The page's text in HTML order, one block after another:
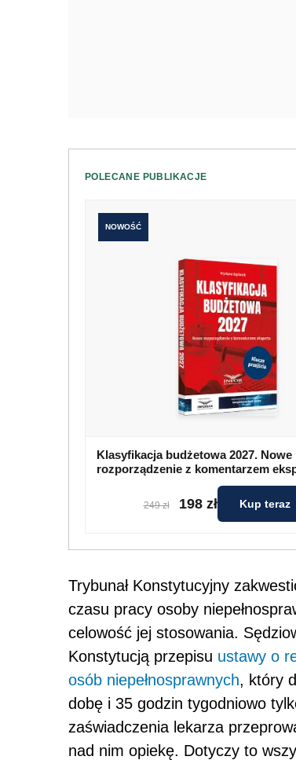
POLECANE PUBLIKACJE
NOWOŚĆ
Klasyfikacja budżetowa 2027. Nowe
rozporządzenie z komentarzem
249 zł 198 zł Kup teraz
Trybunał Konstytucyjny
czasu pracy osoby
celowość jej stosowania.
Konstytucją przepisu ustawy o
osób niepełnosprawnych, który
dobę i 35 godzin tygodniowo
zaświadczenia lekarza
nad nim opiekę. Dotyczy to